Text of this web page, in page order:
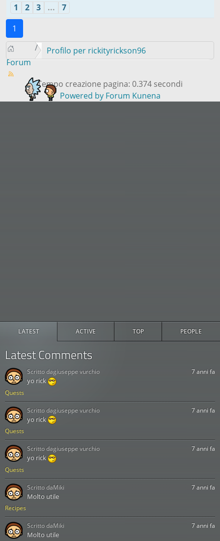
LATEST ACTIVE TOP PEOPLE
Latest Comments
Quests
7 anni fa
yo rick
Scritto dagiuseppe vurchio
Quests
7 anni fa
yo rick
Scritto dagiuseppe vurchio
Quests
7 anni fa
yo rick
Scritto dagiuseppe vurchio
Recipes
7 anni fa
Molto utile
Scritto daMiki
7 anni fa
Molto utile
Scritto daMiki
1
2 3 ...
7
1
Forum
Profilo per rickityrickson96
Tempo creazione pagina: 0.374 secondi
Powered by Forum Kunena